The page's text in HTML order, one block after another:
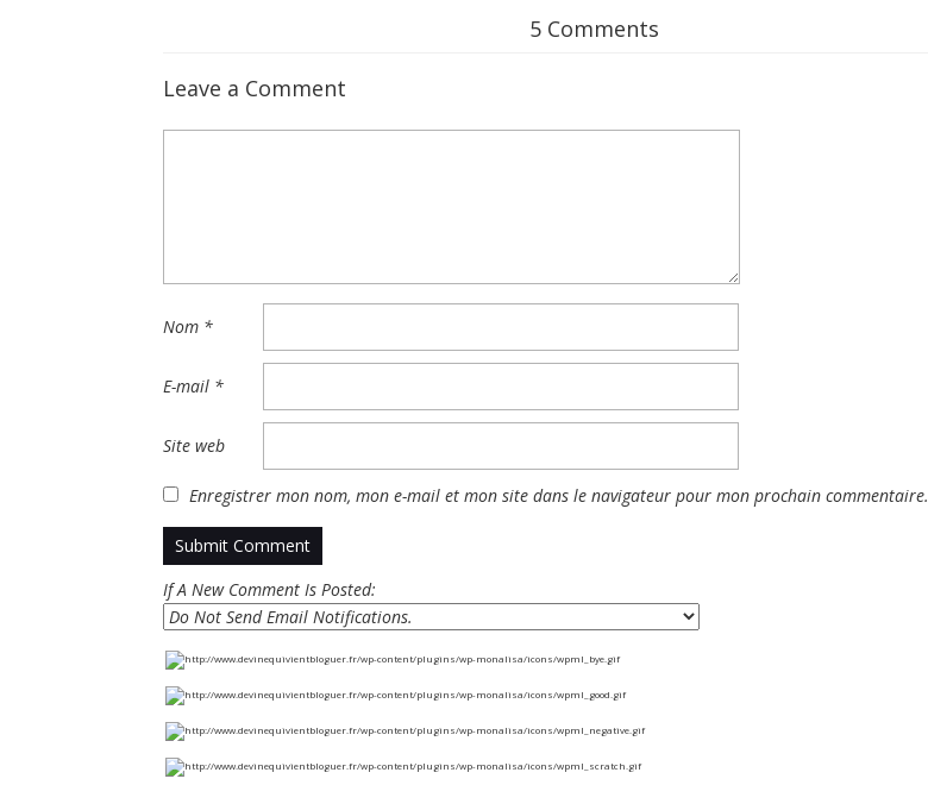
5 Comments
Leave a Comment
Nom *
E-mail *
Site web
Enregistrer mon nom, mon e-mail et mon site dans le navigateur pour mon prochain commentaire.
If A New Comment Is Posted: